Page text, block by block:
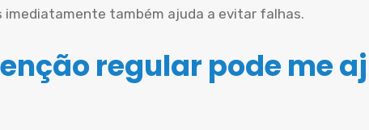
imediatamente também ajuda a evitar falhas.
regular pode me